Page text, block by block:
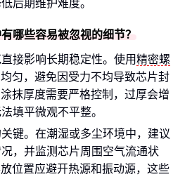
后期维护难度。
哪些容易被忽视的细节？
接影响长期稳定性。使用精密螺
匀，避免因受力不均导致芯片封
抹厚度需要严格控制，过厚会增
填平微观不平整。
键。在潮湿或多尘环境中，建议
，并监测芯片周围空气流通状
位置应避开热源和振动源，这些